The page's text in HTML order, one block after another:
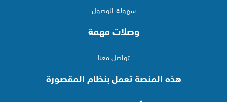
سهولة الوصول
وصلات مهمة
تواصل معنا
هذه المنصة تعمل بنظام المقصورة